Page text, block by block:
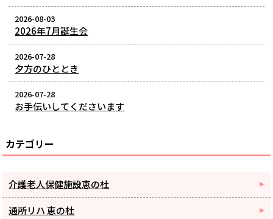
2026-08-03
2026年7月誕生会
2026-07-28
夕方のひととき
2026-07-28
お手伝いしてくださいます
カテゴリー
介護老人保健施設恵の杜
通所リハ 恵の杜